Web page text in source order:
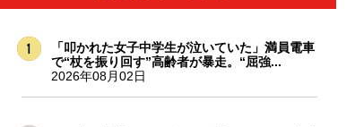
「叩かれた女子中学生が泣いていた」満員電車
で“杖を振り回す”高齢者が暴走。“屈強...
2026年08月02日